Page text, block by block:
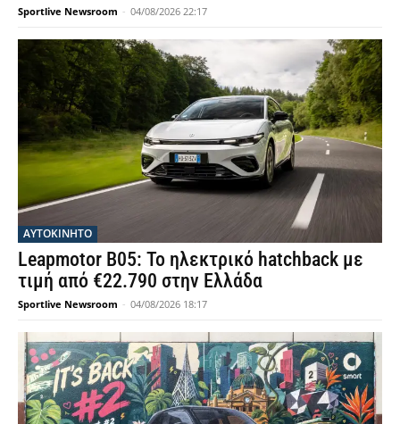
Sportlive Newsroom - 04/08/2026 22:17
ΑΥΤΟΚΙΝΗΤΟ
Leapmotor B05: Το ηλεκτρικό hatchback με
τιμή από €22.790 στην Ελλάδα
Sportlive Newsroom - 04/08/2026 18:17